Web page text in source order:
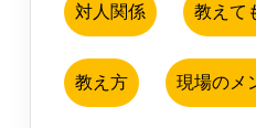
対人関係 教えて
教え方 現場のメ